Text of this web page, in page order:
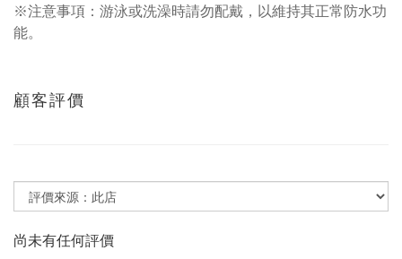
※注意事項：游泳或洗澡時請勿配戴，以維持其正常防水功
能。
顧客評價
尚未有任何評價